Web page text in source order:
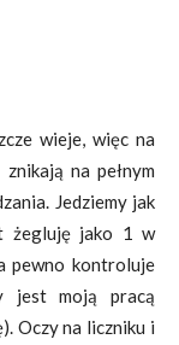
wieje, więc na
na pełnym
Jedziemy jak
żegluję jako 1 w
pewno kontroluje
jest moją pracą
Oczy na liczniku i